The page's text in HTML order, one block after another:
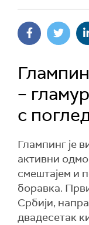
–
с
Глампинг је
активни
смештајем и
боравка.
Србији,
двадесетак